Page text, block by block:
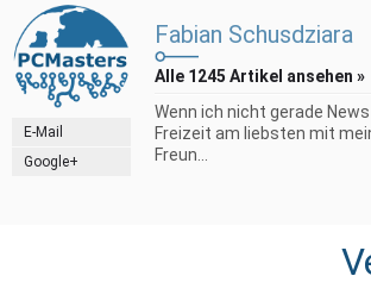
E-Mail
Google+
Fabian Schusdziara
Alle 1245 Artikel ansehen »
Wenn ich nicht gerade
Freizeit am liebsten mit
Freun...